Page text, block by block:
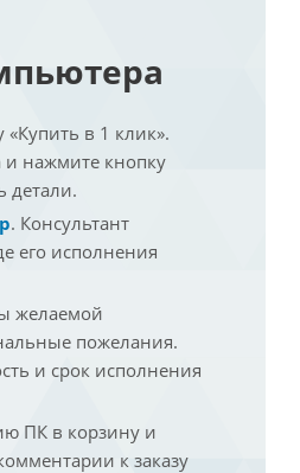
в 1 клик».
нажмите кнопку
детали.
. Консультант
его исполнения
желаемой
пожелания.
и срок исполнения
ПК в корзину и
к заказу